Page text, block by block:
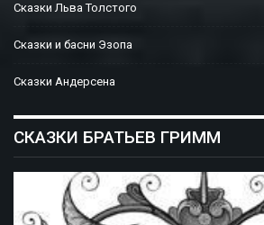
Сказки Льва Толстого
Сказки и басни Эзопа
Сказки Андерсена
СКАЗКИ БРАТЬЕВ ГРИММ